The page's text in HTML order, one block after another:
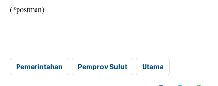
(*postman)
Pemerintahan Pemprov Sulut Utama